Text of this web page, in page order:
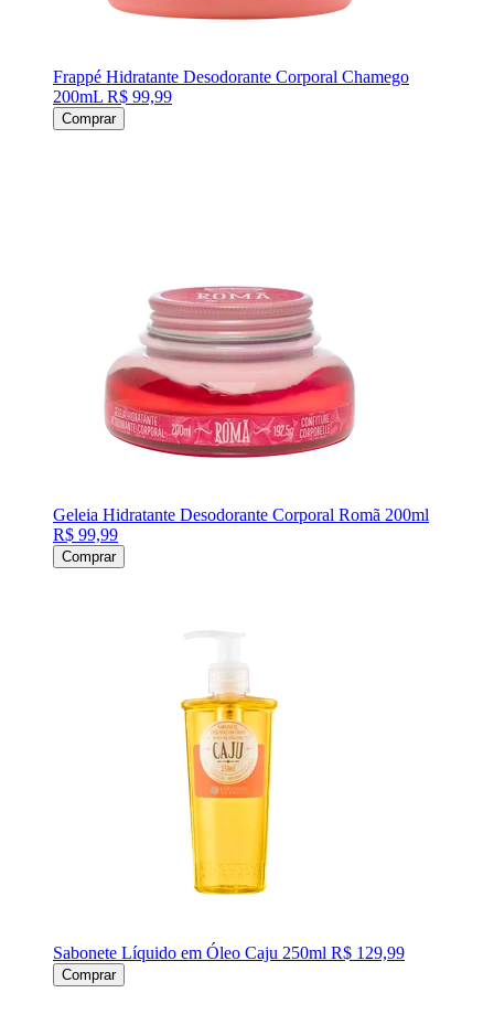
Frappé Hidratante Desodorante Corporal Chamego
200mL R$ 99,99
Comprar
Geleia Hidratante Desodorante Corporal Romã 200ml
R$ 99,99
Comprar
Sabonete Líquido em Óleo Caju 250ml R$ 129,99
Comprar